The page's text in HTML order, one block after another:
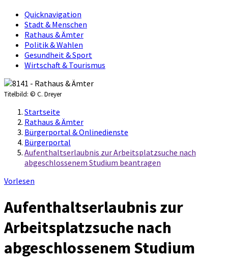
Quicknavigation
Stadt & Menschen
Rathaus & Ämter
Politik & Wahlen
Gesundheit & Sport
Wirtschaft & Tourismus
Titelbild: © C. Dreyer
Startseite
Rathaus & Ämter
Bürgerportal & Onlinedienste
Bürgerportal
Aufenthaltserlaubnis zur Arbeitsplatzsuche nach
abgeschlossenem Studium beantragen
Vorlesen
Aufenthaltserlaubnis zur
Arbeitsplatzsuche nach
abgeschlossenem Studium